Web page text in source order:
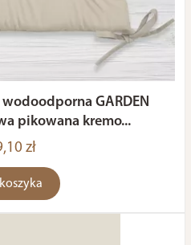
wodoodporna GARDEN
pikowana kremo...
zł